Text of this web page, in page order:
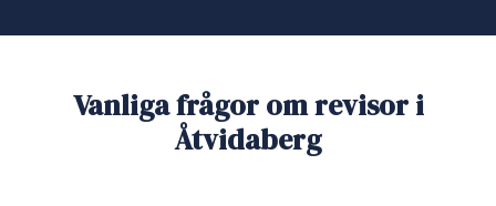
Vanliga frågor om revisor i
Åtvidaberg